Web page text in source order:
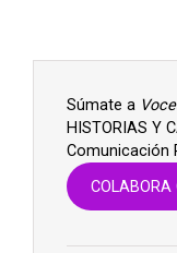
Súmate a
HISTORIAS Y
Comunicación
COLABORA